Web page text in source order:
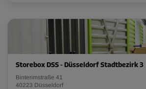
93,00 EUR/Mon
Abteil 30
Storebox DSS - Düsseldorf Stadtbezirk 3
Binterimstraße 41
40223 Düsseldorf